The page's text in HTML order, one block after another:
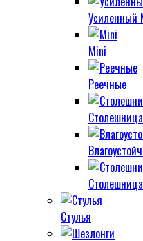
Усиленный
Mini
Реечные
Стулья